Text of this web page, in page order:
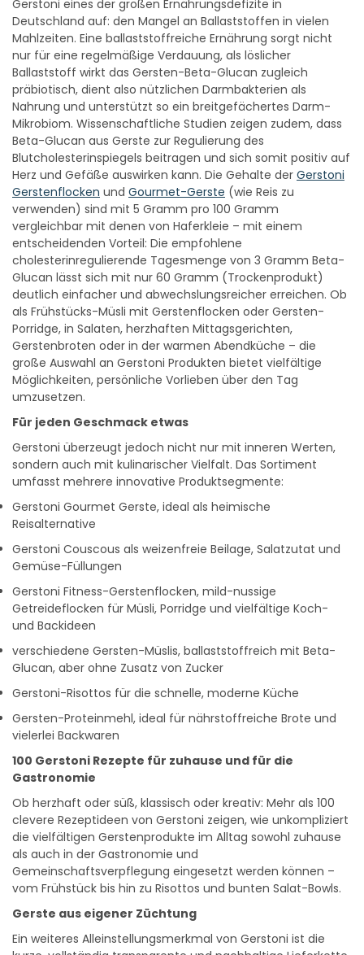
Gerstoni eines der großen Ernährungsdefizite in
Deutschland auf: den Mangel an Ballaststoffen in vielen
Mahlzeiten. Eine ballaststoffreiche Ernährung sorgt nicht
nur für eine regelmäßige Verdauung, als löslicher
Ballaststoff wirkt das Gersten-Beta-Glucan zugleich
präbiotisch, dient also nützlichen Darmbakterien als
Nahrung und unterstützt so ein breitgefächertes Darm-
Mikrobiom. Wissenschaftliche Studien zeigen zudem, dass
Beta-Glucan aus Gerste zur Regulierung des
Blutcholesterinspiegels beitragen und sich somit positiv auf
Herz und Gefäße auswirken kann. Die Gehalte der Gerstoni
Gerstenflocken und Gourmet-Gerste (wie Reis zu
verwenden) sind mit 5 Gramm pro 100 Gramm
vergleichbar mit denen von Haferkleie – mit einem
entscheidenden Vorteil: Die empfohlene
cholesterinregulierende Tagesmenge von 3 Gramm Beta-
Glucan lässt sich mit nur 60 Gramm (Trockenprodukt)
deutlich einfacher und abwechslungsreicher erreichen. Ob
als Frühstücks-Müsli mit Gerstenflocken oder Gersten-
Porridge, in Salaten, herzhaften Mittagsgerichten,
Gerstenbroten oder in der warmen Abendküche – die
große Auswahl an Gerstoni Produkten bietet vielfältige
Möglichkeiten, persönliche Vorlieben über den Tag
umzusetzen.
Für jeden Geschmack etwas
Gerstoni überzeugt jedoch nicht nur mit inneren Werten,
sondern auch mit kulinarischer Vielfalt. Das Sortiment
umfasst mehrere innovative Produktsegmente:
Gerstoni Gourmet Gerste, ideal als heimische
Reisalternative
Gerstoni Couscous als weizenfreie Beilage, Salatzutat und
Gemüse-Füllungen
Gerstoni Fitness-Gerstenflocken, mild-nussige
Getreideflocken für Müsli, Porridge und vielfältige Koch-
und Backideen
verschiedene Gersten-Müslis, ballaststoffreich mit Beta-
Glucan, aber ohne Zusatz von Zucker
Gerstoni-Risottos für die schnelle, moderne Küche
Gersten-Proteinmehl, ideal für nährstoffreiche Brote und
vielerlei Backwaren
100 Gerstoni Rezepte für zuhause und für die
Gastronomie
Ob herzhaft oder süß, klassisch oder kreativ: Mehr als 100
clevere Rezeptideen von Gerstoni zeigen, wie unkompliziert
die vielfältigen Gerstenprodukte im Alltag sowohl zuhause
als auch in der Gastronomie und
Gemeinschaftsverpflegung eingesetzt werden können –
vom Frühstück bis hin zu Risottos und bunten Salat-Bowls.
Gerste aus eigener Züchtung
Ein weiteres Alleinstellungsmerkmal von Gerstoni ist die